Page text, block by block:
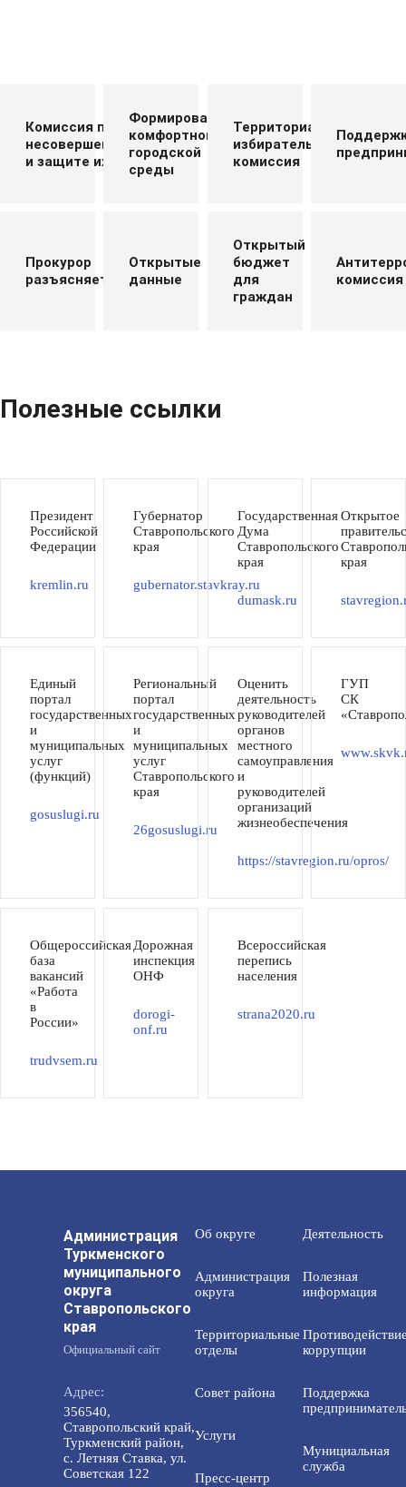
Комиссия по делам
несовершеннолетних
и защите их прав
Формирование
комфортной
городской
среды
Территориальная
избирательная
комиссия
Прокурор
разъясняет
Открытые
данные
Открытый
бюджет
для
граждан
комиссия
Полезные ссылки
Президент
Российской
Федерации
kremlin.ru
Губернатор
Ставропольского
края
gubernator.stavkray.ru
Государственная
Дума
Ставропольского
края
dumask.ru
Открытое
края
Единый
портал
государственных
и
муниципальных
услуг
(функций)
gosuslugi.ru
Региональный
портал
государственных
и
муниципальных
услуг
Ставропольского
края
26gosuslugi.ru
Оценить
деятельность
руководителей
органов
местного
самоуправления
и
руководителей
организаций
жизнеобеспечения
https://stavregion.ru/opros/
ГУП
СК
Общероссийская
база
вакансий
«Работа
в
России»
trudvsem.ru
Дорожная
инспекция
ОНФ
dorogi-
onf.ru
Всероссийская
перепись
населения
strana2020.ru
Администрация
Туркменского
муниципального
округа
Ставропольского
края
Официальный сайт
Адрес:
356540,
Ставропольский край,
Туркменский район,
с. Летняя Ставка, ул.
Советская 122
Об округе
Администрация
округа
Территориальные
отделы
Совет района
Услуги
Пресс-центр
Деятельность
Полезная
информация
коррупции
Поддержка
Мунициальная
служба